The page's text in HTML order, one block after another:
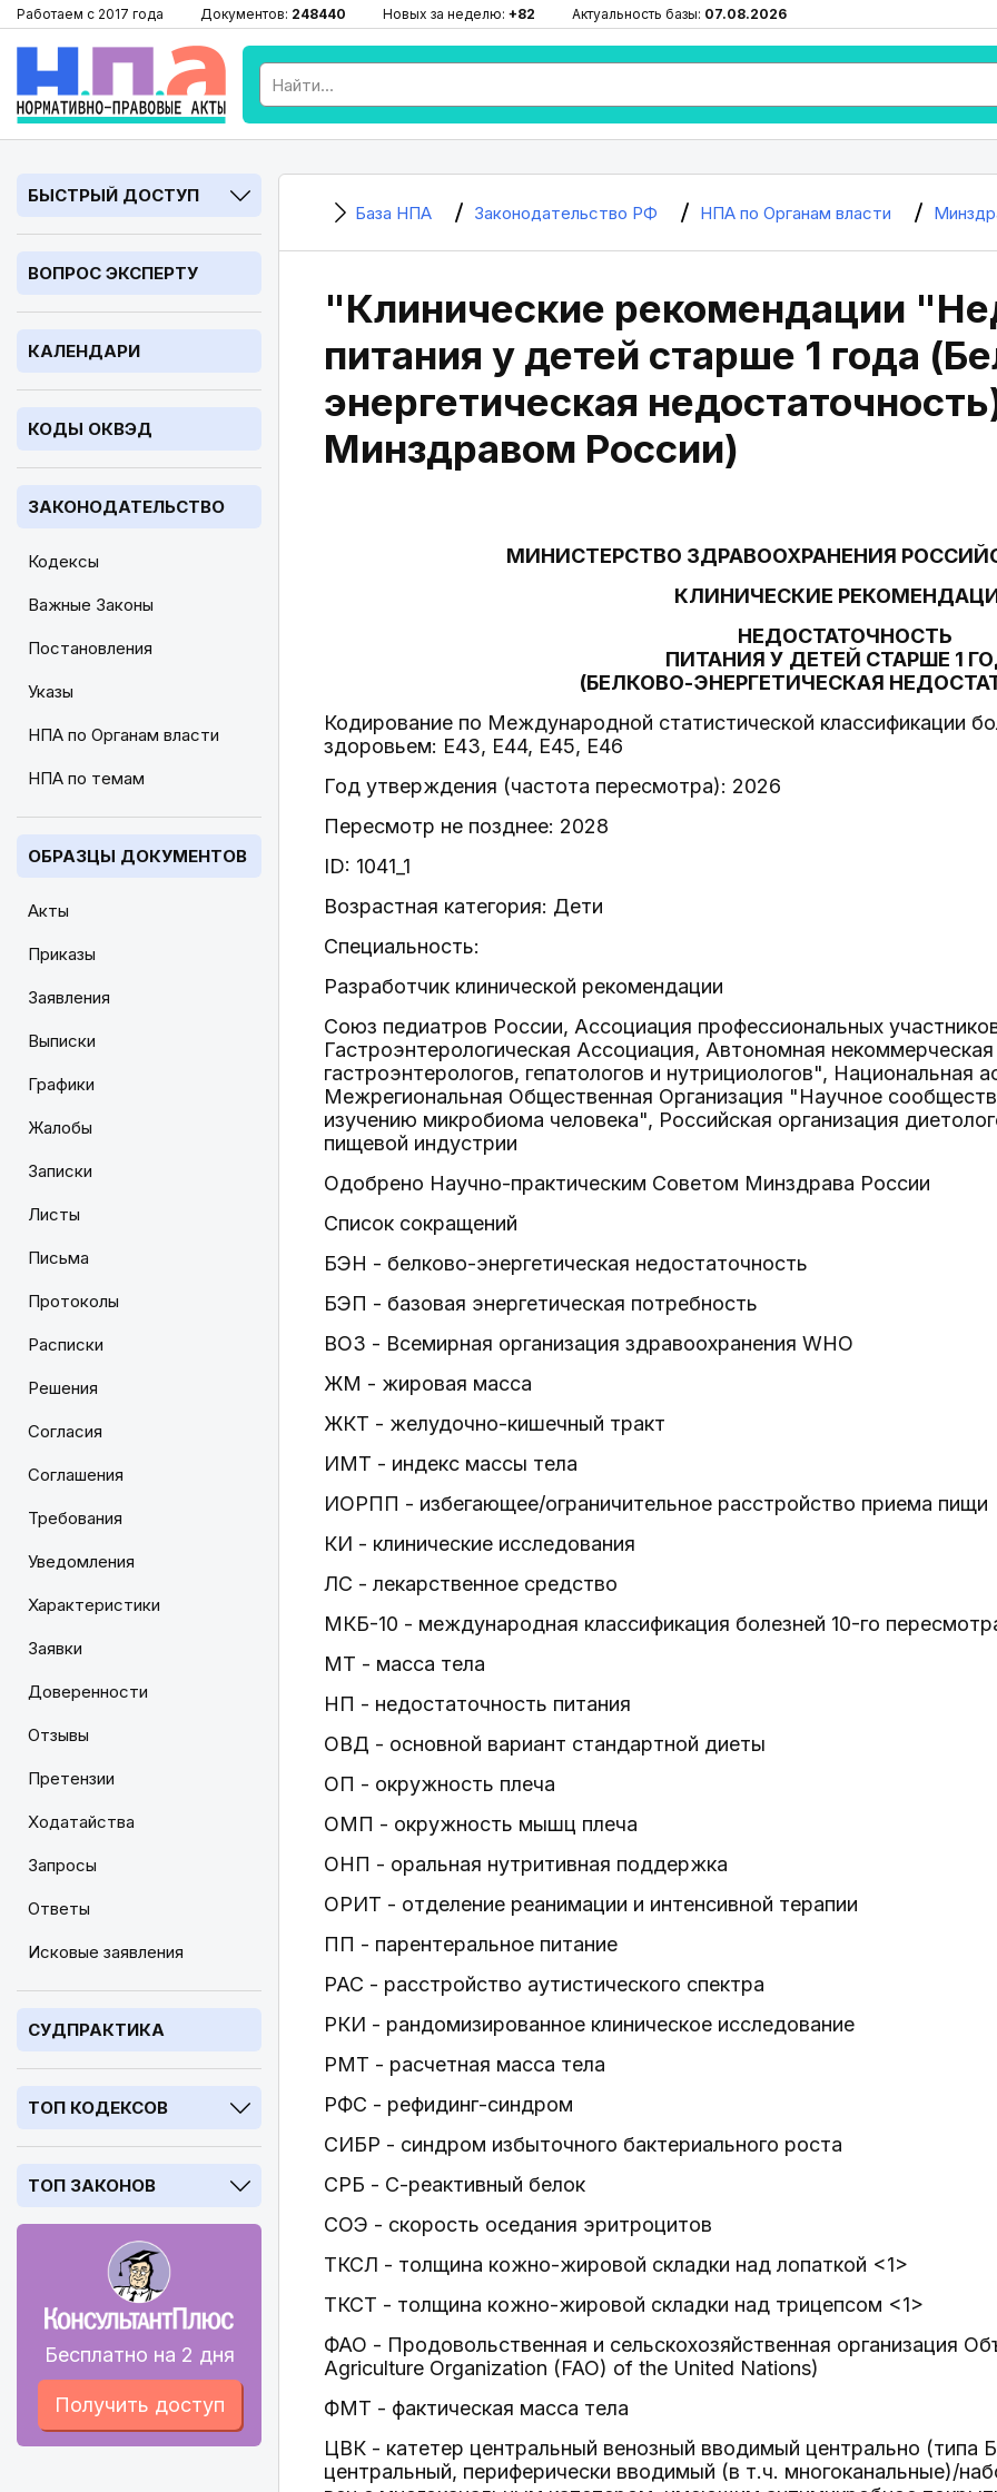
Работаем с 2017 года Документов: 248440 Новых за неделю: +82 Актуальность базы: 07.08.2026
БЫСТРЫЙ ДОСТУП
ВОПРОС ЭКСПЕРТУ
КАЛЕНДАРИ
КОДЫ ОКВЭД
ЗАКОНОДАТЕЛЬСТВО
Кодексы
Важные Законы
Постановления
Указы
НПА по Органам власти
НПА по темам
ОБРАЗЦЫ ДОКУМЕНТОВ
Акты
Приказы
Заявления
Выписки
Графики
Жалобы
Записки
Листы
Письма
Протоколы
Расписки
Решения
Согласия
Соглашения
Требования
Уведомления
Характеристики
Заявки
Доверенности
Отзывы
Претензии
Ходатайства
Запросы
Ответы
Исковые заявления
СУДПРАКТИКА
ТОП КОДЕКСОВ
ТОП ЗАКОНОВ
Бесплатно на 2 дня
Получить доступ
База НПА Законодательство РФ НПА по Органам власти
"Клинические рекомендации
питания у детей старше 1 года
энергетическая
Минздравом России)
МИНИСТЕРСТВО ЗДРАВООХРАНЕНИЯ
КЛИНИЧЕСКИЕ
НЕДОСТАТОЧНОСТЬ
ПИТАНИЯ У ДЕТЕЙ СТАРШЕ 1
(БЕЛКОВО-ЭНЕРГЕТИЧЕСКАЯ
Кодирование по Международной статистической классификации
здоровьем: E43, E44, E45, E46
Год утверждения (частота пересмотра): 2026
Пересмотр не позднее: 2028
ID: 1041_1
Возрастная категория: Дети
Специальность:
Разработчик клинической рекомендации
Союз педиатров России, Ассоциация профессиональных
Гастроэнтерологическая Ассоциация, Автономная
гастроэнтерологов, гепатологов и нутрициологов", Национальная
Межрегиональная Общественная Организация "Научное
изучению микробиома человека", Российская организация
пищевой индустрии
Одобрено Научно-практическим Советом Минздрава России
Список сокращений
БЭН - белково-энергетическая недостаточность
БЭП - базовая энергетическая потребность
ВОЗ - Всемирная организация здравоохранения WHO
ЖМ - жировая масса
ЖКТ - желудочно-кишечный тракт
ИМТ - индекс массы тела
ИОРПП - избегающее/ограничительное расстройство приема пищи
КИ - клинические исследования
ЛС - лекарственное средство
МКБ-10 - международная классификация болезней 10-го
МТ - масса тела
НП - недостаточность питания
ОВД - основной вариант стандартной диеты
ОП - окружность плеча
ОМП - окружность мышц плеча
ОНП - оральная нутритивная поддержка
ОРИТ - отделение реанимации и интенсивной терапии
ПП - парентеральное питание
РАС - расстройство аутистического спектра
РКИ - рандомизированное клиническое исследование
РМТ - расчетная масса тела
РФС - рефидинг-синдром
СИБР - синдром избыточного бактериального роста
СРБ - С-реактивный белок
СОЭ - скорость оседания эритроцитов
ТКСЛ - толщина кожно-жировой складки над лопаткой <1>
ТКСТ - толщина кожно-жировой складки над трицепсом <1>
ФАО - Продовольственная и сельскохозяйственная организация
Agriculture Organization (FAO) of the United Nations)
ФМТ - фактическая масса тела
ЦВК - катетер центральный венозный вводимый центрально (типа
центральный, периферически вводимый (в т.ч. многоканальные)/